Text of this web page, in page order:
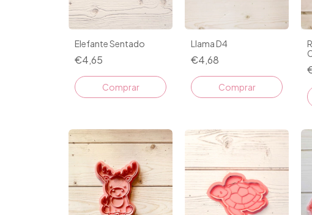
Elefante Sentado
€4,65
Comprar
Llama D4
€4,68
Comprar